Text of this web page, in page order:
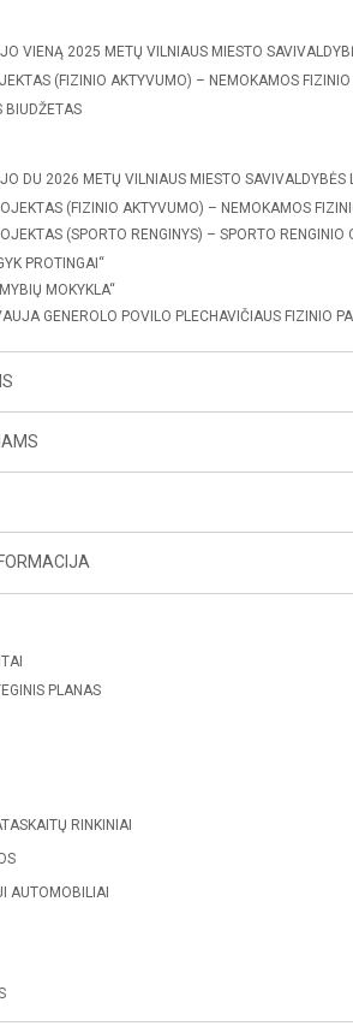
VIENĄ 2025 METŲ VILNIAUS MIESTO
(FIZINIO AKTYVUMO) – NEMOKAMOS
BIUDŽETAS
DU 2026 METŲ VILNIAUS MIESTO SAVIVALDYBĖS
(FIZINIO AKTYVUMO) – NEMOKAMOS
(SPORTO RENGINYS) – SPORTO
PROTINGAI“
MOKYKLA“
GENEROLO POVILO PLECHAVIČIAUS FIZINIO
PLANAS
RINKINIAI
AUTOMOBILIAI